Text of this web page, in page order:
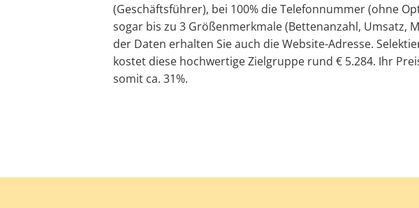
(Geschäftsführer), bei 100% die Telefonnummer (ohne
sogar bis zu 3 Größenmerkmale (Bettenanzahl, Umsatz,
der Daten erhalten Sie auch die Website-Adresse.
kostet diese hochwertige Zielgruppe rund € 5.284. Ihr
somit ca. 31%.